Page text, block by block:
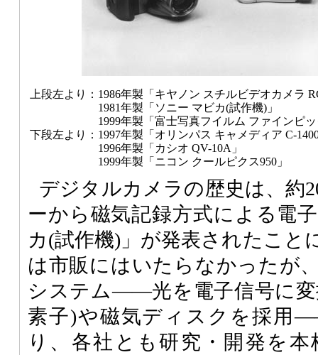
上段左より：1986年製 「キヤノン スチルビデオカメラ
1981年製 「ソニー マビカ(試作機)」
1999年製 「富士写真フイルム ファインピ
下段左より：1997年製 「オリンパス キャメディア C-
1996年製 「カシオ QV-10A」
1999年製 「ニコン クールピクス950」
デジタルカメラの歴史は、約
ーから磁気記録方式による電
カ(試作機)」が発表されたこと
は市販にはいたらなかったが
システム――光を電子信号に変
素子)や磁気ディスクを採用
り、各社とも研究・開発を